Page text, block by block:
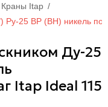
Краны Itap
Ру-25 ВР (ВН) никель
Ду-25
Itap Ideal 115